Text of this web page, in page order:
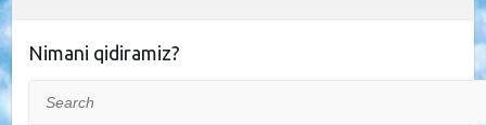
Nimani qidiramiz?